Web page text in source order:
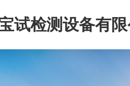
试检测设备有